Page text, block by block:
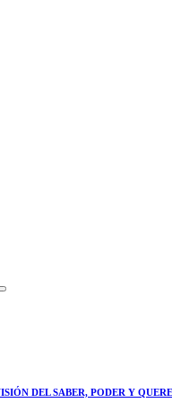
DEL SABER, PODER Y